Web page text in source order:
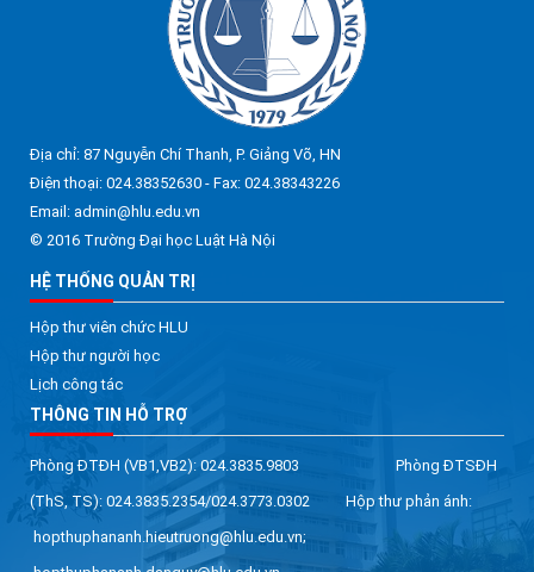
Địa chỉ: 87 Nguyễn Chí Thanh, P. Giảng Võ, HN
Điện thoại: 024.38352630 - Fax: 024.38343226
Email: admin@hlu.edu.vn
© 2016 Trường Đại học Luật Hà Nội
HỆ THỐNG QUẢN TRỊ
Hộp thư viên chức HLU
Hộp thư người học
Lịch công tác
THÔNG TIN HỖ TRỢ
Phòng ĐTĐH (VB1,VB2): 024.3835.9803 Phòng ĐTSĐH
(ThS, TS): 024.3835.2354/024.3773.0302 Hộp thư phản ánh:
hopthuphananh.hieutruong@hlu.edu.vn;